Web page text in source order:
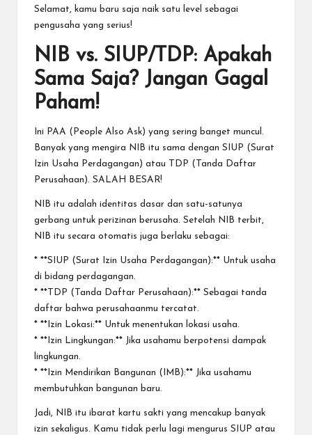
Selamat, kamu baru saja naik satu level sebagai
pengusaha yang serius!
NIB vs. SIUP/TDP: Apakah
Sama Saja? Jangan Gagal
Paham!
Ini PAA (People Also Ask) yang sering banget muncul.
Banyak yang mengira NIB itu sama dengan SIUP (Surat
Izin Usaha Perdagangan) atau TDP (Tanda Daftar
Perusahaan). SALAH BESAR!
NIB itu adalah identitas dasar dan satu-satunya
gerbang untuk perizinan berusaha. Setelah NIB terbit,
NIB itu secara otomatis juga berlaku sebagai:
* **SIUP (Surat Izin Usaha Perdagangan):** Untuk usaha
di bidang perdagangan.
* **TDP (Tanda Daftar Perusahaan):** Sebagai tanda
daftar bahwa perusahaanmu tercatat.
* **Izin Lokasi:** Untuk menentukan lokasi usaha.
* **Izin Lingkungan:** Jika usahamu berpotensi dampak
lingkungan.
* **Izin Mendirikan Bangunan (IMB):** Jika usahamu
membutuhkan bangunan baru.
Jadi, NIB itu ibarat kartu sakti yang mencakup banyak
izin sekaligus. Kamu tidak perlu lagi mengurus SIUP atau